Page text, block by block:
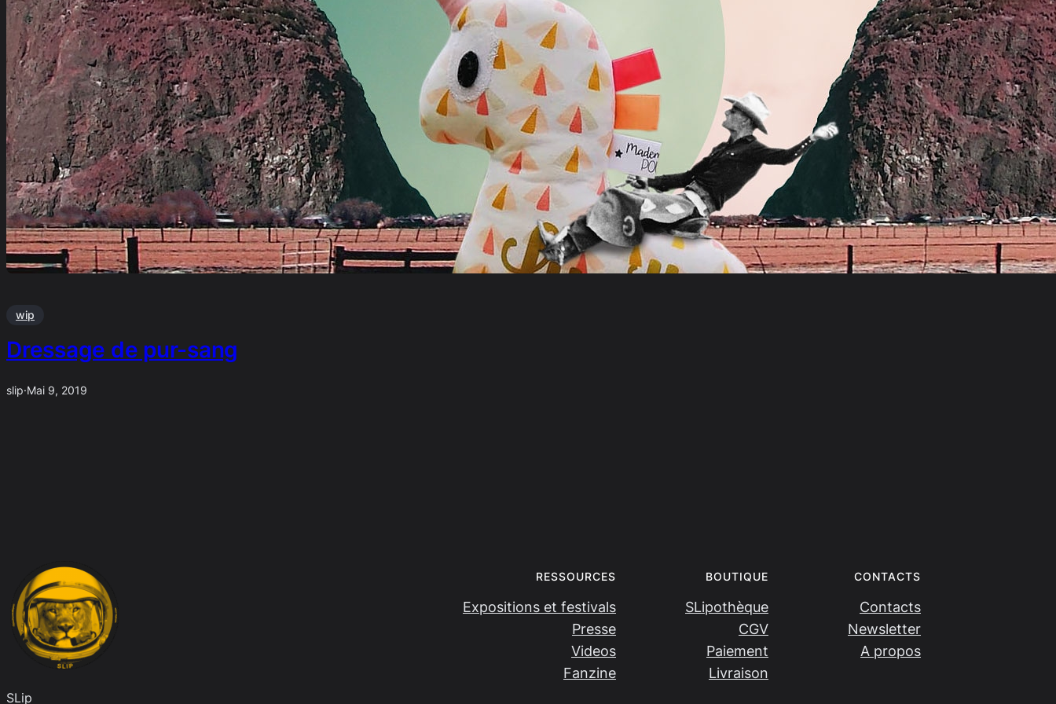
wip
Dressage de pur-sang
slip·Mai 9, 2019
SLip
RESSOURCES
Expositions et festivals
Presse
Videos
Fanzine
BOUTIQUE
SLipothèque
CGV
Paiement
Livraison
CONTACTS
Contacts
Newsletter
A propos